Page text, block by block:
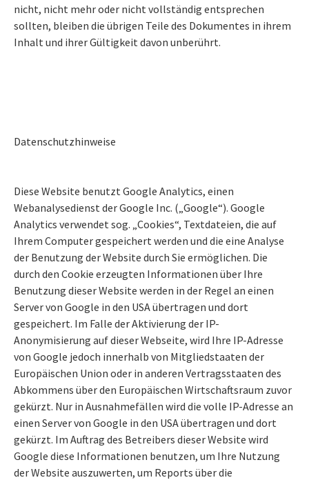
nicht, nicht mehr oder nicht vollständig entsprechen
sollten, bleiben die übrigen Teile des Dokumentes in ihrem
Inhalt und ihrer Gültigkeit davon unberührt.
Datenschutzhinweise
Diese Website benutzt Google Analytics, einen
Webanalysedienst der Google Inc. („Google“). Google
Analytics verwendet sog. „Cookies“, Textdateien, die auf
Ihrem Computer gespeichert werden und die eine Analyse
der Benutzung der Website durch Sie ermöglichen. Die
durch den Cookie erzeugten Informationen über Ihre
Benutzung dieser Website werden in der Regel an einen
Server von Google in den USA übertragen und dort
gespeichert. Im Falle der Aktivierung der IP-
Anonymisierung auf dieser Webseite, wird Ihre IP-Adresse
von Google jedoch innerhalb von Mitgliedstaaten der
Europäischen Union oder in anderen Vertragsstaaten des
Abkommens über den Europäischen Wirtschaftsraum zuvor
gekürzt. Nur in Ausnahmefällen wird die volle IP-Adresse an
einen Server von Google in den USA übertragen und dort
gekürzt. Im Auftrag des Betreibers dieser Website wird
Google diese Informationen benutzen, um Ihre Nutzung
der Website auszuwerten, um Reports über die